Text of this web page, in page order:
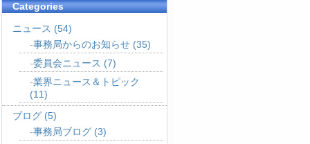
Categories
ニュース (54)
事務局からのお知らせ (35)
委員会ニュース (7)
業界ニュース＆トピック
(11)
ブログ (5)
事務局ブログ (3)